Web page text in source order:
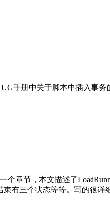
手册中关于脚本中插入事务
个章节，本文描述了
有三个状态等等。写的很详